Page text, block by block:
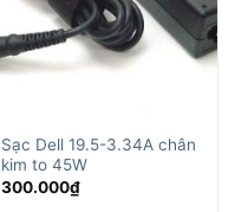
Sạc Dell 19.5-3.34A chân
kim to 45W
300.000₫